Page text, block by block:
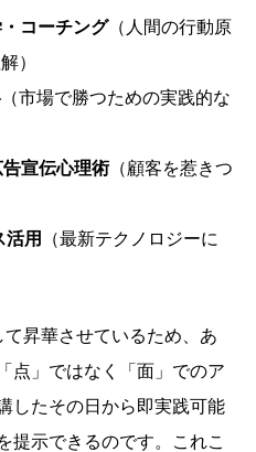
コーチング（人間の行動原
）
（市場で勝つための実践的な
宣伝心理術（顧客を惹きつ
用
（最新テクノロジーに
昇華させているため、あ
点」ではなく「面」でのア
したその日から即実践可能
提示できるのです。これこ